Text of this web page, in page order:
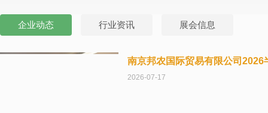
企业动态 行业资讯 展会信息
南京邦农国际贸易有限公司2026
2026-07-17